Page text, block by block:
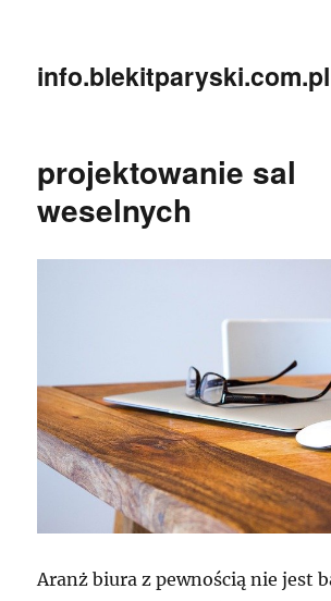
info.blekitparyski.com.pl
projektowanie sal
weselnych
Aranż biura z pewnością nie jest